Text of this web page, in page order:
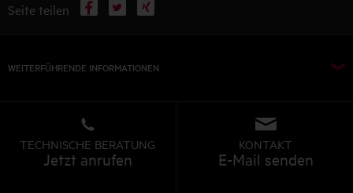
Seite teilen
Facebook
X Xing
WEITERFÜHRENDE INFORMATIONEN
TECHNISCHE BERATUNG
Jetzt anrufen
KONTAKT
E-Mail senden